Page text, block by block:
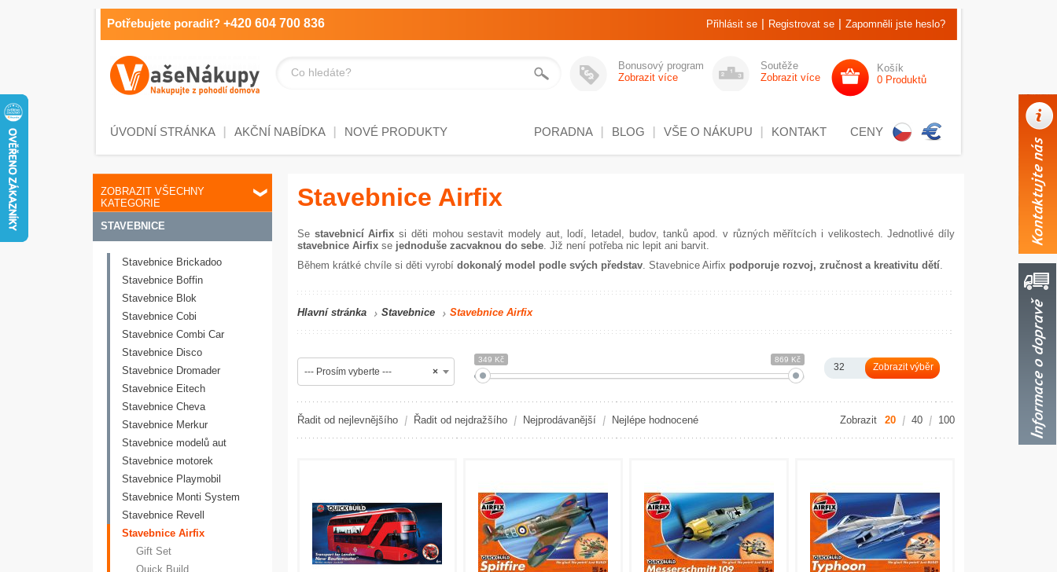
Potřebujete poradit? +420 604 700 836 Přihlásit se | Registrovat se | Zapomněli jste heslo?
Co hledáte?
Bonusový program
Zobrazit více
Soutěže
Zobrazit více
Košík
0 Produktů
ÚVODNÍ STRÁNKA AKČNÍ NABÍDKA NOVÉ PRODUKTY PORADNA BLOG VŠE O NÁKUPU KONTAKT CENY
ZOBRAZIT VŠECHNY
KATEGORIE
STAVEBNICE
Stavebnice Brickadoo
Stavebnice Boffin
Stavebnice Blok
Stavebnice Cobi
Stavebnice Combi Car
Stavebnice Disco
Stavebnice Dromader
Stavebnice Eitech
Stavebnice Cheva
Stavebnice Merkur
Stavebnice modelů aut
Stavebnice motorek
Stavebnice Playmobil
Stavebnice Monti System
Stavebnice Revell
Stavebnice Airfix
Gift Set
Quick Build
Stavebnice Airfix
Se stavebnicí Airfix si děti mohou sestavit modely aut, lodí, letadel, budov, tanků apod. v různých měřítcích i velikostech. Jednotlivé díly
stavebnice Airfix se jednoduše zacvaknou do sebe. Již není potřeba nic lepit ani barvit.
Během krátké chvíle si děti vyrobí dokonalý model podle svých představ. Stavebnice Airfix podporuje rozvoj, zručnost a kreativitu dětí.
Hlavní stránka Stavebnice Stavebnice Airfix
×
--- Prosím vyberte ---
349 Kč 869 Kč
32
Řadit od nejlevnějšího Řadit od nejdražšího Nejprodávanější Nejlépe hodnocené Zobrazit 20 40 100